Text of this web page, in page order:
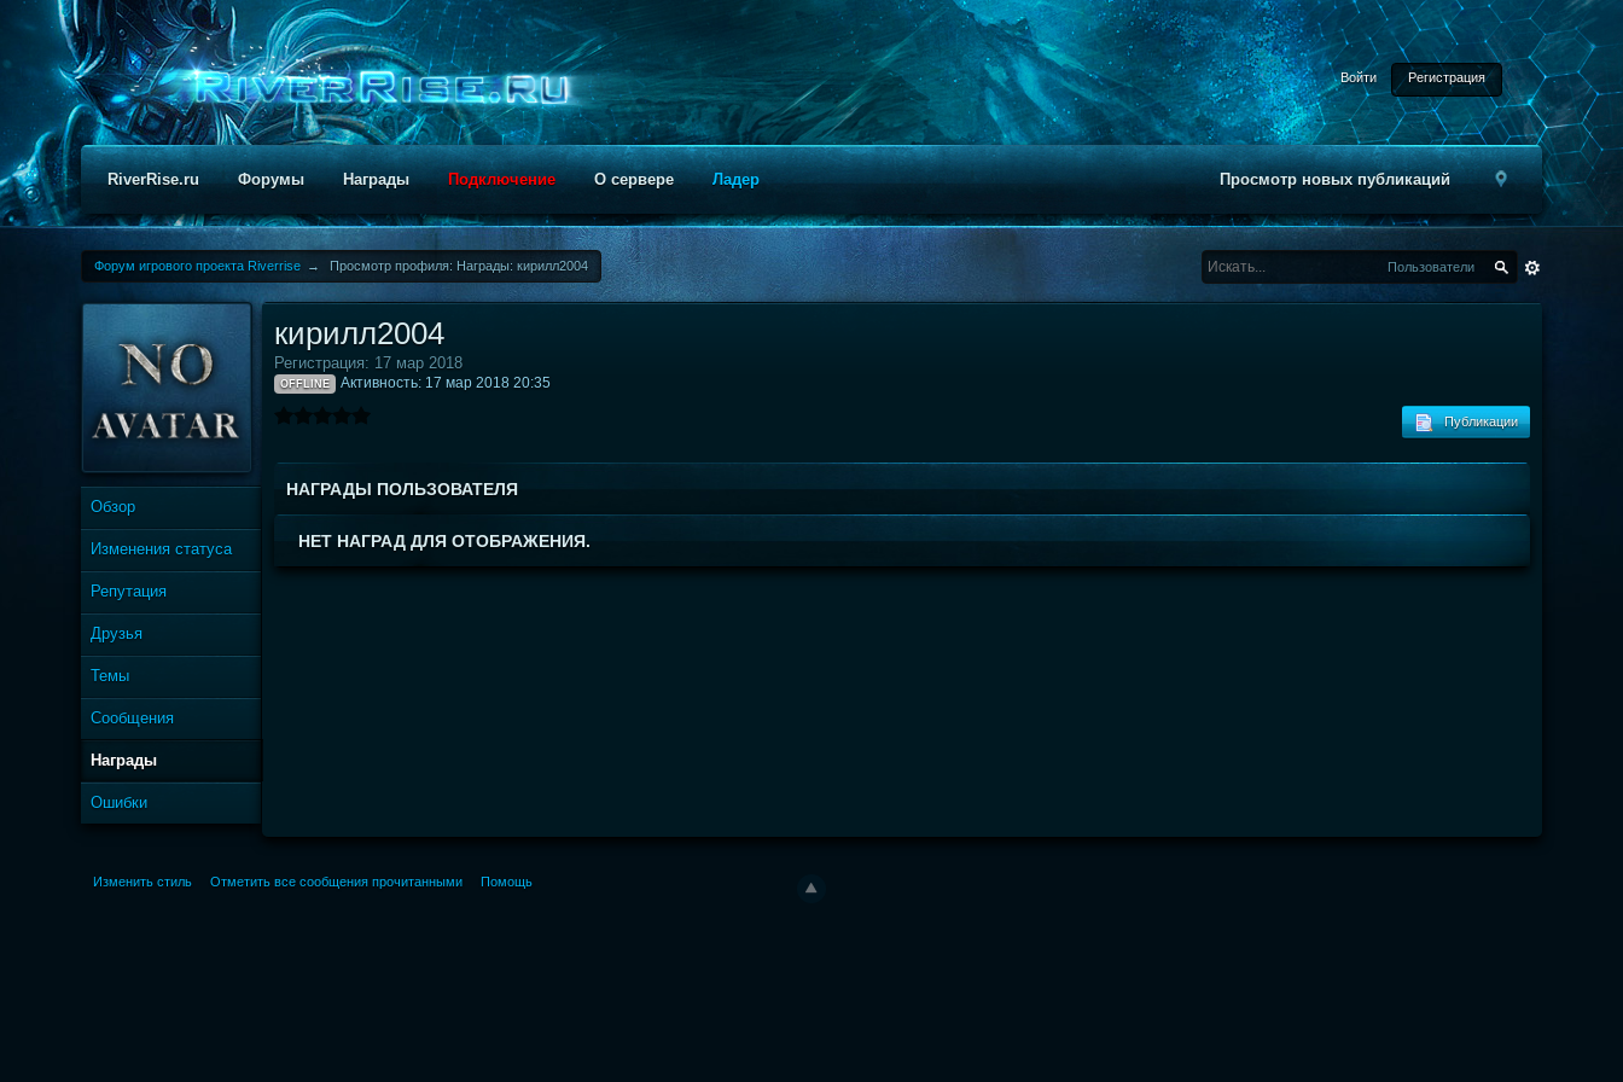
Войти Регистрация
Просмотр новых публикаций
RiverRise.ru Форумы Награды Подключение О сервере Ладер
Форум игрового проекта Riverrise → Просмотр профиля: Награды: кирилл2004 Пользователи
Обзор
Изменения статуса
Репутация
Друзья
Темы
Сообщения
Награды
Ошибки
кирилл2004
Регистрация: 17 мар 2018
OFFLINE Активность: 17 мар 2018 20:35
Публикации
НАГРАДЫ ПОЛЬЗОВАТЕЛЯ
НЕТ НАГРАД ДЛЯ ОТОБРАЖЕНИЯ.
Изменить стиль Отметить все сообщения прочитанными Помощь